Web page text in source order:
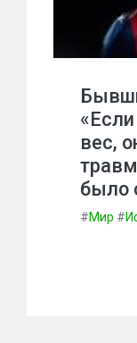
вес,
было
#Мир #